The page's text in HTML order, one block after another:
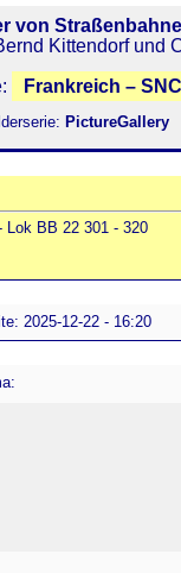
von
Kittendorf und
Frankreich –
PictureGallery
Lok BB 22 301 - 320
2025-12-22 - 16:20